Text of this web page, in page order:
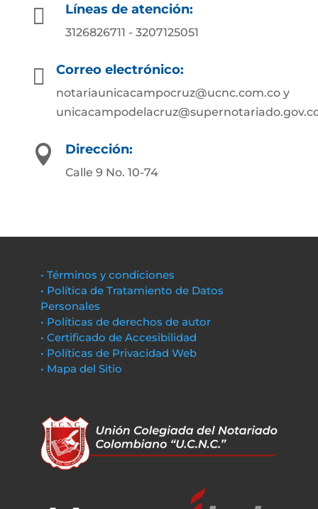
 Líneas de atención:
3126826711 - 3207125051
 Correo electrónico:
notariaunicacampocruz@ucnc.com.co y
 Dirección:
Calle 9 No. 10-74
• Términos y condiciones
• Política de Tratamiento de Datos
Personales
• Políticas de derechos de autor
• Certificado de Accesibilidad
• Políticas de Privacidad Web
• Mapa del Sitio